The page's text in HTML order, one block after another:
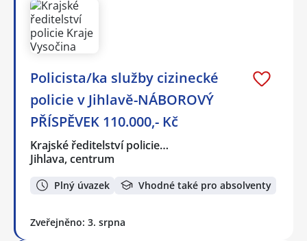
Policista/ka služby cizinecké
policie v Jihlavě-NÁBOROVÝ
PŘÍSPĚVEK 110.000,- Kč
Krajské ředitelství policie…
Jihlava, centrum
Plný úvazek Vhodné také pro absolventy
Zveřejněno: 3. srpna